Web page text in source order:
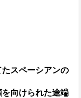
スペーシアンの
向けられた途端